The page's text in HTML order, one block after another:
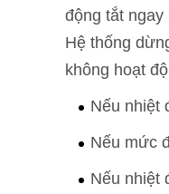
động tắt
Hệ thống
không hoạt
Nếu nhiệt
Nếu mức
Nếu nhiệt